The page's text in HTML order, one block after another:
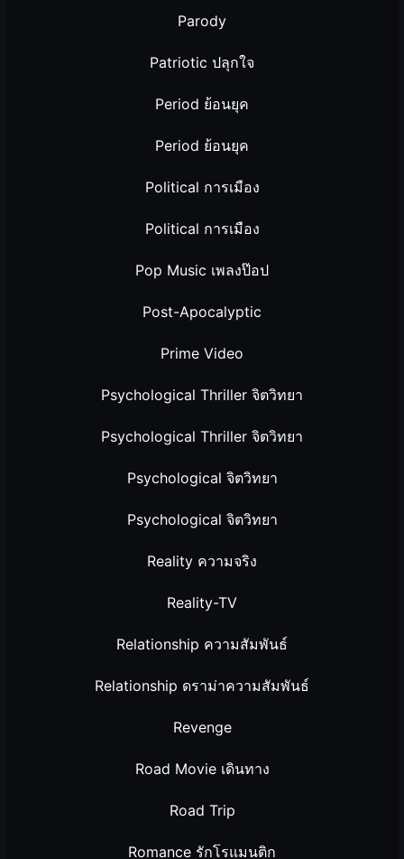
Parody
Patriotic ปลุกใจ
Period ย้อนยุค
Period ย้อนยุค
Political การเมือง
Political การเมือง
Pop Music เพลงป๊อป
Post-Apocalyptic
Prime Video
Psychological Thriller จิตวิทยา
Psychological Thriller จิตวิทยา
Psychological จิตวิทยา
Psychological จิตวิทยา
Reality ความจริง
Reality-TV
Relationship ความสัมพันธ์
Relationship ดราม่าความสัมพันธ์
Revenge
Road Movie เดินทาง
Road Trip
Romance รักโรแมนติก